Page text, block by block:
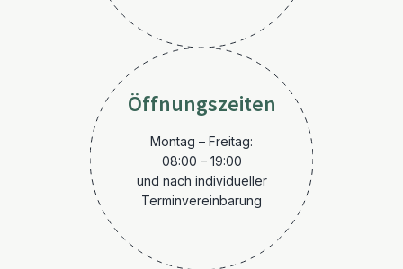
Öffnungszeiten
Montag – Freitag:
08:00 – 19:00
und nach individueller
Terminvereinbarung